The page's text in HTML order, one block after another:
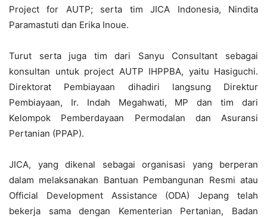
Project for AUTP; serta tim JICA Indonesia, Nindita
Paramastuti dan Erika Inoue.
Turut serta juga tim dari Sanyu Consultant sebagai
konsultan untuk project AUTP IHPPBA, yaitu Hasiguchi.
Direktorat Pembiayaan dihadiri langsung Direktur
Pembiayaan, Ir. Indah Megahwati, MP dan tim dari
Kelompok Pemberdayaan Permodalan dan Asuransi
Pertanian (PPAP).
JICA, yang dikenal sebagai organisasi yang berperan
dalam melaksanakan Bantuan Pembangunan Resmi atau
Official Development Assistance (ODA) Jepang telah
bekerja sama dengan Kementerian Pertanian, Badan